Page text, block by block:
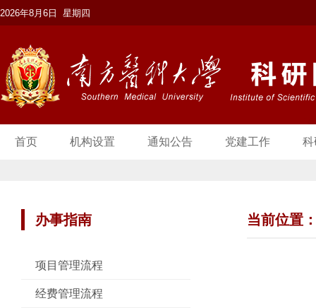
2026年8月6日 星期四
首页 机构设置 通知公告 党建工作 科
办事指南
项目管理流程
经费管理流程
当前位置